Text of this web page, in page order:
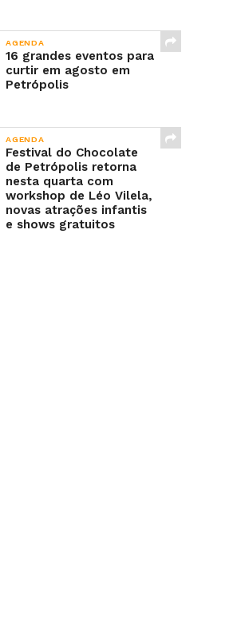
AGENDA
16 grandes eventos para
curtir em agosto em
Petrópolis
AGENDA
Festival do Chocolate
de Petrópolis retorna
nesta quarta com
workshop de Léo Vilela,
novas atrações infantis
e shows gratuitos